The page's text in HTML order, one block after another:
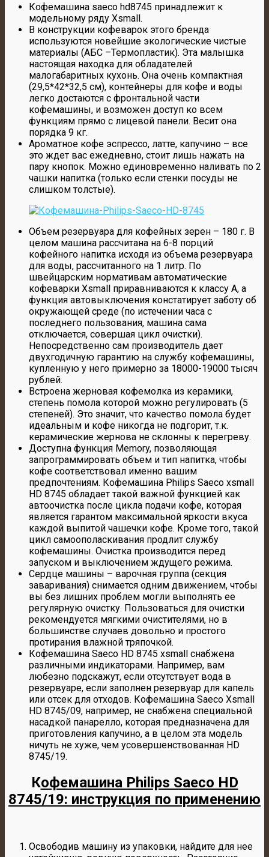
Кофемашина saeco hd8745 принадлежит к
модельному ряду Xsmall.
В конструкции кофеварок этого бренда
используются новейшие экологические чистые
материалы (АБС –Термопластик). Эта малышка
настоящая находка для обладателей
малогабаритных кухонь. Она очень компактная
(29,5*42*32,5 см), контейнеры для кофе и воды
легко достаются с фронтальной части
кофемашины, и возможен доступ ко всем
функциям прямо с лицевой панели. Весит она
порядка 9 кг.
Ароматное кофе эспрессо, латте, капучино – все
это ждет вас ежедневно, стоит лишь нажать на
пару кнопок. Можно единовременно наливать по 2
чашки напитка (только если стенки посуды не
слишком толстые).
Объем резервуара для кофейных зерен – 180 г. В
целом машина рассчитана на 6-8 порций
кофейного напитка исходя из объема резервуара
для воды, рассчитанного на 1 литр. По
швейцарским нормативам автоматические
кофеварки Xsmall приравниваются к классу А, а
функция автовыключения констатирует заботу об
окружающей среде (по истечении часа с
последнего пользования, машина сама
отключается, совершая цикл очистки).
Непосредственно сам производитель дает
двухгодичную гарантию на службу кофемашины,
купленную у него примерно за 18000-19000 тысяч
рублей.
Встроена жерновая кофемолка из керамики,
степень помола которой можно регулировать (5
степеней). Это значит, что качество помола будет
идеальным и кофе никогда не подгорит, т.к.
керамические жернова не склонны к перегреву.
Доступна функция Memory, позволяющая
запрограммировать объем и тип напитка, чтобы
кофе соответствовал именно вашим
предпочтениям. Кофемашина Philips Saeco xsmall
HD 8745 обладает такой важной функцией как
автоочистка после цикла подачи кофе, которая
является гарантом максимальной яркости вкуса
каждой выпитой чашечки кофе. Кроме того, такой
цикл самоополаскивания продлит службу
кофемашины. Очистка производится перед
запуском и выключением ждущего режима.
Сердце машины – варочная группа (секция
заваривания) снимается одним движением, чтобы
вы без лишних проблем могли выполнять ее
регулярную очистку. Пользоваться для очистки
рекомендуется мягкими очистителями, но в
большинстве случаев довольно и простого
протирания влажной тряпочкой.
Кофемашина Saeco HD 8745 xsmall снабжена
различными индикаторами. Например, вам
любезно подскажут, если отсутствует вода в
резервуаре, если заполнен резервуар для капель
или отсек для отходов. Кофемашина Saeco Xsmall
HD 8745/09, например, не снабжена специальной
насадкой панарелло, которая предназначена для
приготовления капучино, а в целом эта модель
ничуть не хуже, чем усовершенствованная HD
8745/19.
Кофемашина Philips Saeco HD
8745/19: инструкция по применению
Освободив машину из упаковки, найдите для нее